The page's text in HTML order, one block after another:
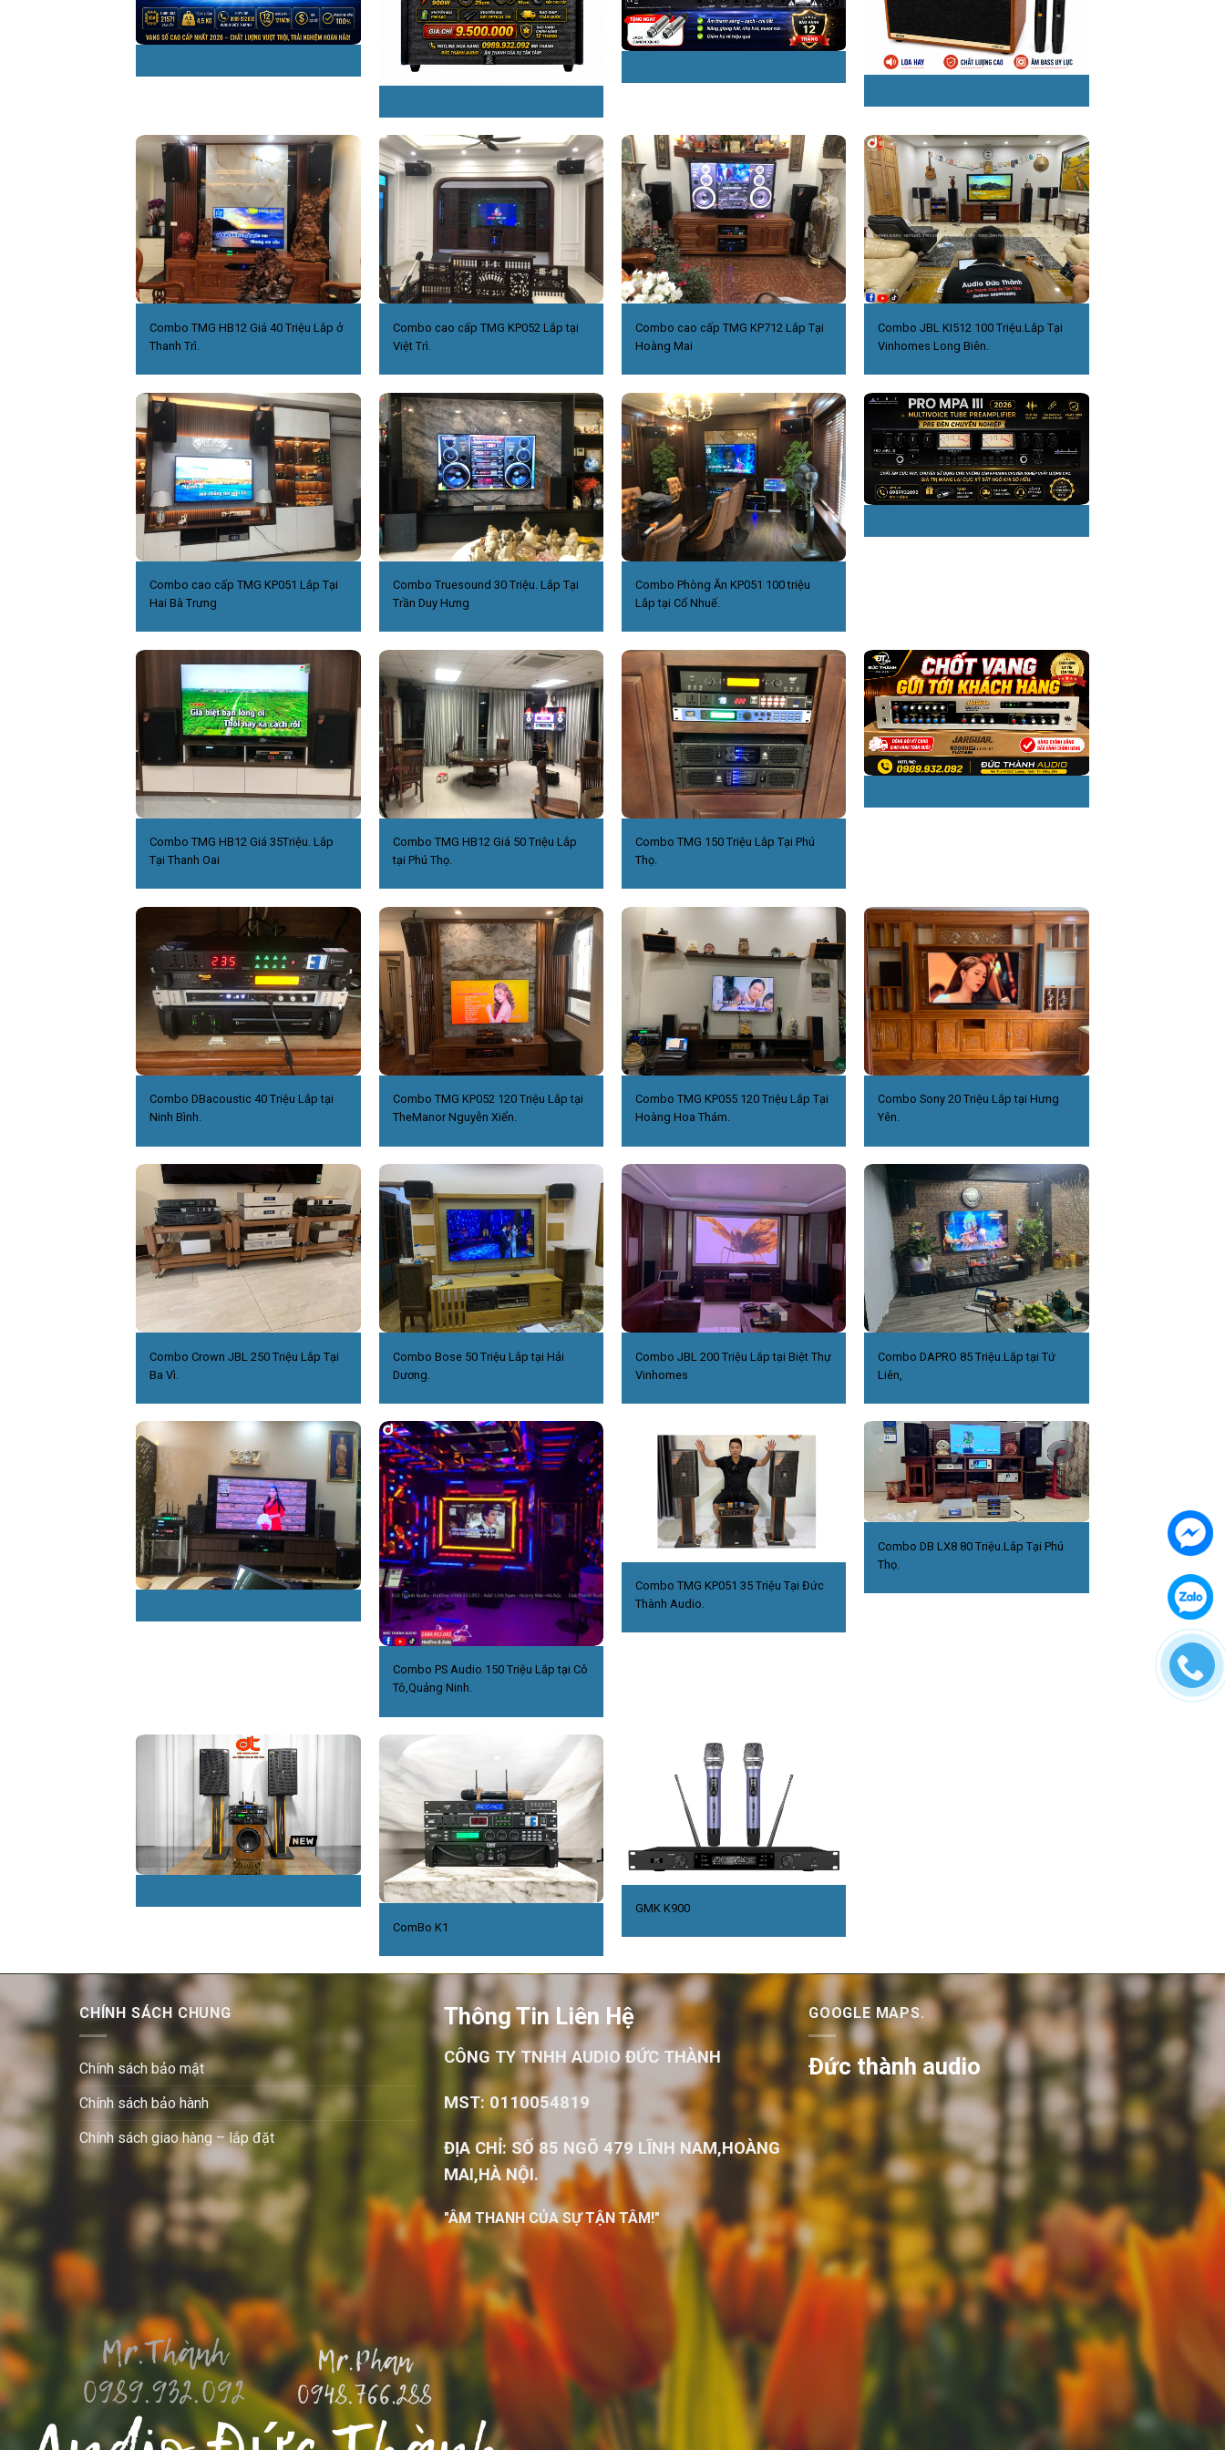
Combo TMG HB12 Giá 40 Triệu Lắp ở
Thanh Trì.
Combo cao cấp TMG KP052 Lắp tại
Việt Trì.
Combo cao cấp TMG KP712 Lắp Tại
Hoàng Mai
Combo JBL KI512 100 Triệu.Lắp Tại
Vinhomes Long Biên.
Combo cao cấp TMG KP051 Lắp Tại
Hai Bà Trưng
Combo Truesound 30 Triệu. Lắp Tại
Trần Duy Hưng
Combo Phòng Ăn KP051 100 triệu
Lắp tại Cổ Nhuế.
Combo TMG HB12 Giá 35Triệu. Lắp
Tại Thanh Oai
Combo TMG HB12 Giá 50 Triệu Lắp
tại Phú Thọ.
Combo TMG 150 Triệu Lắp Tại Phú
Thọ.
Combo DBacoustic 40 Triệu Lắp tại
Ninh Bình.
Combo TMG KP052 120 Triệu Lắp tại
TheManor Nguyễn Xiển.
Combo TMG KP055 120 Triệu Lắp Tại
Hoàng Hoa Thám.
Combo Sony 20 Triệu Lắp tại Hưng
Yên.
Combo Crown JBL 250 Triệu Lắp Tại
Ba Vì.
Combo Bose 50 Triệu Lắp tại Hải
Dương.
Combo JBL 200 Triệu Lắp tại Biệt Thự
Vinhomes
Combo DAPRO 85 Triệu.Lắp tại Tứ
Liên,
Combo PS Audio 150 Triệu Lắp tại Cô
Tô,Quảng Ninh.
Combo TMG KP051 35 Triệu Tại Đức
Thành Audio.
Combo DB LX8 80 Triệu.Lắp Tại Phú
Thọ.
ComBo K1
GMK K900
CHÍNH SÁCH CHUNG
Chính sách bảo mật
Chính sách bảo hành
Chính sách giao hàng – lắp đặt
Thông Tin Liên Hệ
CÔNG TY TNHH AUDIO ĐỨC THÀNH
MST: 0110054819
ĐỊA CHỈ: SỐ 85 NGÕ 479 LĨNH NAM,HOÀNG
MAI,HÀ NỘI.
"ÂM THANH CỦA SỰ TẬN TÂM!"
GOOGLE MAPS.
Đức thành audio